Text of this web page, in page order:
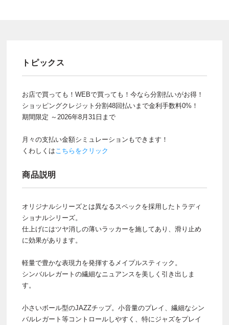
トピックス
お店で買っても！WEBで買っても！今なら分割払いがお得！
ショッピングクレジット分割48回払いまで金利手数料0%！
期間限定 ～2026年8月31日まで
月々の支払い金額シミュレーションもできます！
くわしくはこちらをクリック
商品説明
オリジナルシリーズとは異なるスペックを採用したトラディ
ショナルシリーズ。
仕上げにはツヤ消しの薄いラッカーを施してあり、滑り止め
に効果があります。
軽量で豊かな表現力を発揮するメイプルスティック。
シンバルレガートの繊細なニュアンスを美しく引き出しま
す。
小さいボール型のJAZZチップ。小音量のプレイ、繊細なシン
バルレガート等コントロールしやすく、特にジャズをプレイ